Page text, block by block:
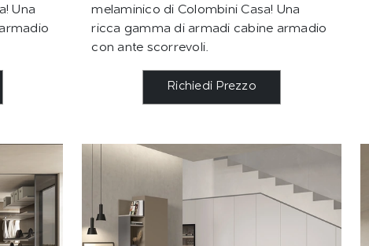
Una
melaminico di Colombini Casa! Una
ricca gamma di armadi cabine armadio
con ante scorrevoli.
Richiedi Prezzo